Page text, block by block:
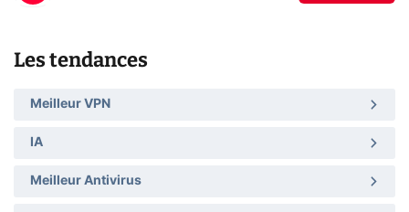
Les tendances
Meilleur VPN
IA
Meilleur Antivirus